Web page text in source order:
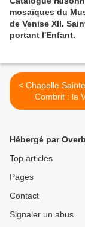
mosaïques du
de Venise XII.
portant l'Enfant.
< Chapelle Sainte-Marine à
Combrit : la
allaitante et la
Hébergé par
Top articles
Pages
Contact
Signaler un abus